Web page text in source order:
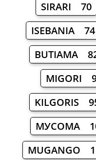
SIRARI 70
ISEBANIA 74
BUTIAMA
MIGORI
KILGORIS
МУСОМА
MUGANGO